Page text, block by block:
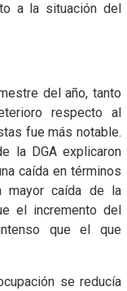
a la situación del
del año, tanto
respecto al
fue más notable.
la DGA explicaron
caída en términos
mayor caída de la
el incremento del
que el que
se reducía